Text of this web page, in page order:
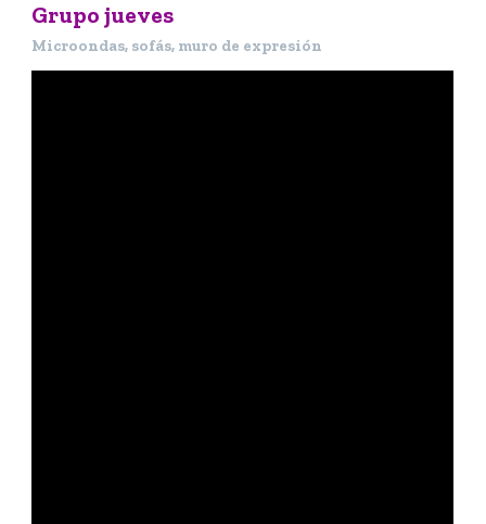
Grupo jueves
Microondas, sofás, muro de expresión